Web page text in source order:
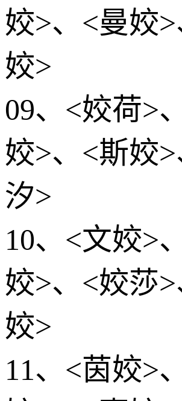
姣>、<曼姣
姣>
09、<姣荷>
姣>、<斯姣
汐>
10、<文姣>
姣>、<姣莎
姣>
11、<茵姣>